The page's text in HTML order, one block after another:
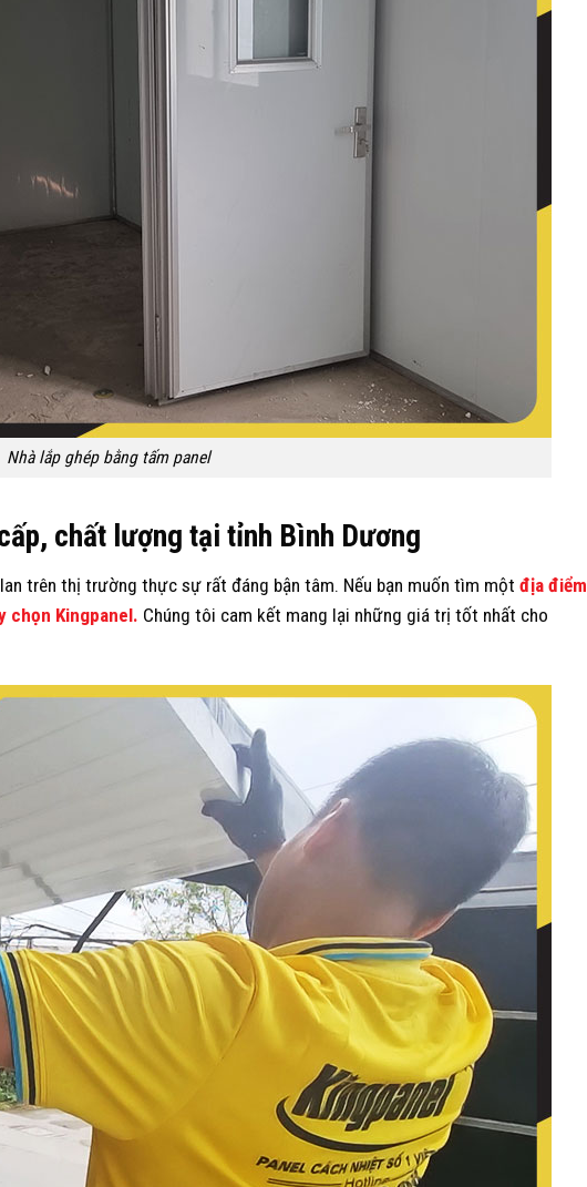
Nhà lắp ghép bằng tấm panel
chất lượng tại tỉnh Bình Dương
trên thị trường thực sự rất đáng bận tâm. Nếu bạn muốn tìm một địa điểm
chọn Kingpanel. Chúng tôi cam kết mang lại những giá trị tốt nhất cho